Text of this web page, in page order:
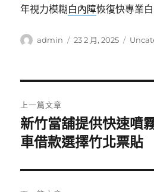
年視力模糊 白內障恢復快專業
作
admin
發
23 2 月, 2025
分
章
導
覽
上一篇文章
上
一
文
章:
新竹當舖提供快速噴
車借款選擇竹北票貼